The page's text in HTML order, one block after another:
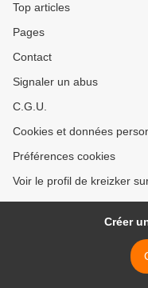
Top articles
Pages
Contact
Signaler un abus
C.G.U.
Cookies et données
Préférences cookies
Voir le profil de kreizker
Créer